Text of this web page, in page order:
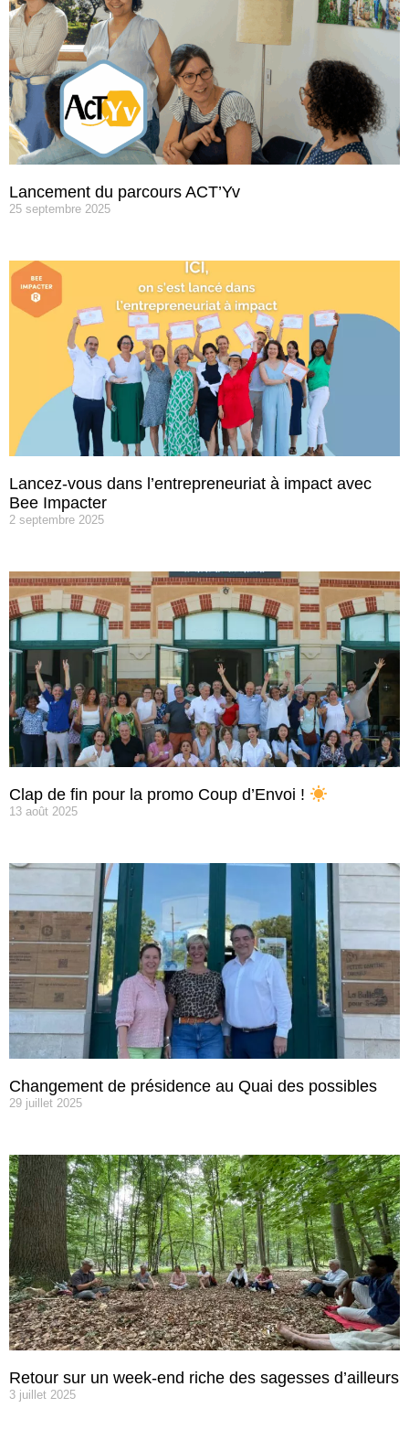
Lancement du parcours ACT’Yv
25 septembre 2025
Lancez-vous dans l’entrepreneuriat à impact avec
Bee Impacter
2 septembre 2025
Clap de fin pour la promo Coup d’Envoi !
13 août 2025
Changement de présidence au Quai des possibles
29 juillet 2025
Retour sur un week-end riche des sagesses d’ailleurs
3 juillet 2025